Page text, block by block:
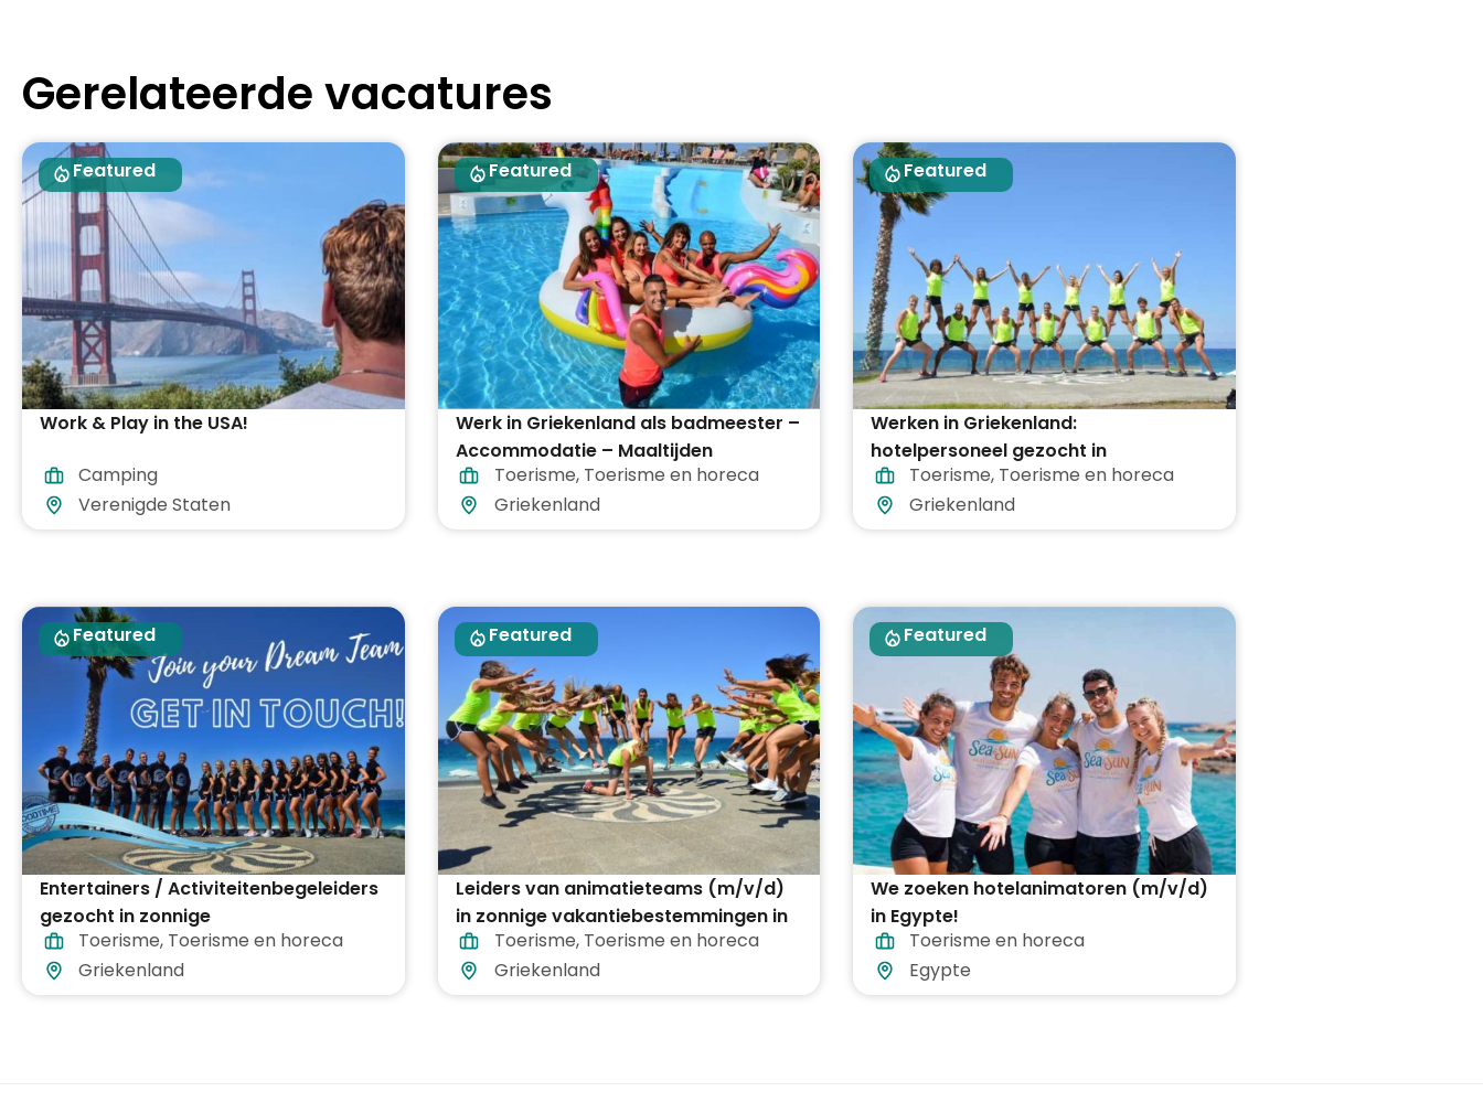
Gerelateerde vacatures
Featured
Work & Play in the USA!
Camping
Verenigde Staten
Featured
Werk in Griekenland als badmeester –
Accommodatie – Maaltijden
inbegrepen
Toerisme, Toerisme en horeca
Griekenland
Featured
Werken in Griekenland:
hotelpersoneel gezocht in
vakantieoorden
Toerisme, Toerisme en horeca
Griekenland
Featured
Entertainers / Activiteitenbegeleiders
gezocht in zonnige
vakantiebestemmingen in heel
Griekenland
Toerisme, Toerisme en horeca
Griekenland
Featured
Leiders van animatieteams (m/v/d)
in zonnige vakantiebestemmingen in
heel Griekenland
Toerisme, Toerisme en horeca
Griekenland
Featured
We zoeken hotelanimatoren (m/v/d)
in Egypte!
Toerisme en horeca
Egypte